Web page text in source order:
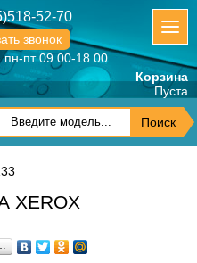
52-70
звонок
пт 09.00-18.00
Корзина
Пуста
XEROX